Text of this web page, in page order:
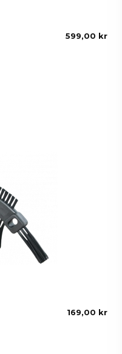
599,00 kr
169,00 kr